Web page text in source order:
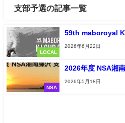
支部予選の記事一覧
LOCAL
59th maboroyal
2026年6月22日
NSA
2026年度 NSA湘
2026年5月18日